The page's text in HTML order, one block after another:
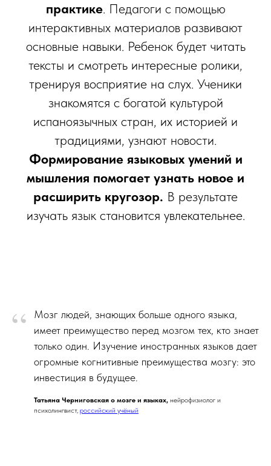
практике. Педагоги с помощью
интерактивных материалов развивают
основные навыки. Ребенок будет читать
тексты и смотреть интересные ролики,
тренируя восприятие на слух. Ученики
знакомятся с богатой культурой
испаноязычных стран, их историей и
традициями, узнают новости.
Формирование языковых умений и
мышления помогает узнать новое и
расширить кругозор. В результате
изучать язык становится увлекательнее.
“
Мозг людей, знающих больше одного языка,
имеет преимущество перед мозгом тех, кто знает
только один. Изучение иностранных языков дает
огромные когнитивные преимущества мозгу: это
инвестиция в будущее.
Татьяна Черниговская о мозге и языках, нейрофизиолог и
психолингвист, российский учёный